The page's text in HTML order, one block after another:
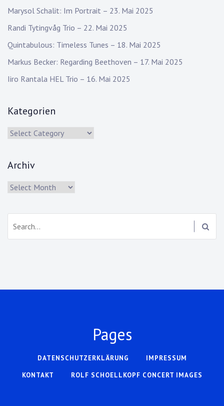
Marysol Schalit: Im Portrait – 23. Mai 2025
Randi Tytingvåg Trio – 22. Mai 2025
Quintabulous: Timeless Tunes – 18. Mai 2025
Markus Becker: Regarding Beethoven – 17. Mai 2025
Iiro Rantala HEL Trio – 16. Mai 2025
Kategorien
Kategorien
Archiv
Archiv
Pages
DATENSCHUTZERKLÄRUNG
IMPRESSUM
KONTAKT
ROLF SCHOELLKOPF CONCERT IMAGES